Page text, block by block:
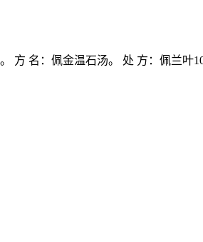
方 名：佩金温石汤。 处 方：佩兰叶